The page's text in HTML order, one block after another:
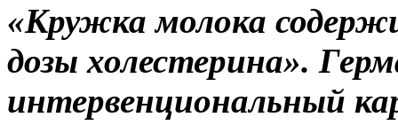
«Кружка молока
дозы холестерина».
интервенциональный